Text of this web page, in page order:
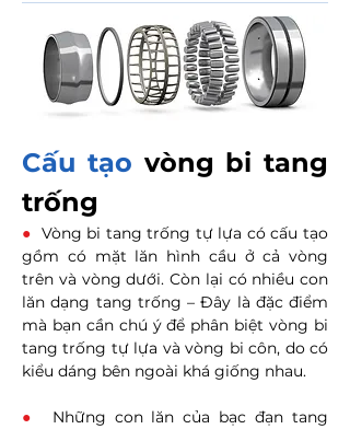
Cấu tạo vòng bi tang
trống
● Vòng bi tang trống tự lựa có cấu tạo
gồm có mặt lăn hình cầu ở cả vòng
trên và vòng dưới. Còn lại có nhiều con
lăn dạng tang trống – Đây là đặc điểm
mà bạn cần chú ý để phân biệt vòng bi
tang trống tự lựa và vòng bi côn, do có
kiểu dáng bên ngoài khá giống nhau.
● Những con lăn của bạc đạn tang